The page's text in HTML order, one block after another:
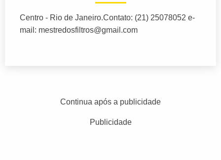
Centro - Rio de Janeiro.Contato: (21) 25078052 e-
mail: mestredosfiltros@gmail.com
Continua após a publicidade
Publicidade